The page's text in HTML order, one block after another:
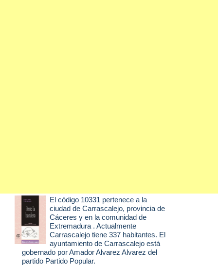
El código 10331 pertenece a la
ciudad de Carrascalejo, provincia de
Cáceres y en la comunidad de
Extremadura . Actualmente
Carrascalejo tiene 337 habitantes. El
ayuntamiento de Carrascalejo está
gobernado por Amador Alvarez Alvarez del
partido Partido Popular.